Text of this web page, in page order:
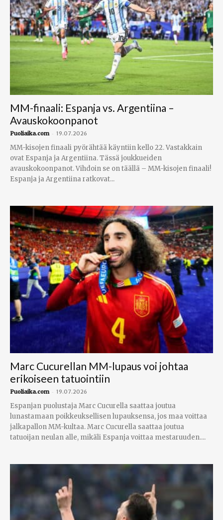
MM-finaali: Espanja vs. Argentiina –
Avauskokoonpanot
Puoliaika.com - 19.07.2026
MM-kisojen finaali pyörähtää käyntiin kello 22. Vastakkain
ovat Espanja ja Argentiina. Tässä joukkueiden
avauskokoonpanot. Vihdoin se on täällä – MM-kisojen finaali!
Espanja ja Argentiina ratkovat...
Marc Cucurellan MM-lupaus voi johtaa
erikoiseen tatuointiin
Puoliaika.com - 19.07.2026
Espanjan puolustaja Marc Cucurella saattaa joutua
lunastamaan poikkeuksellisen lupauksensa, jos maa voittaa
jalkapallon MM-kultaa. Marc Cucurella saattaa joutua
tatuoijan neulan alle, mikäli Espanja voittaa mestaruuden....